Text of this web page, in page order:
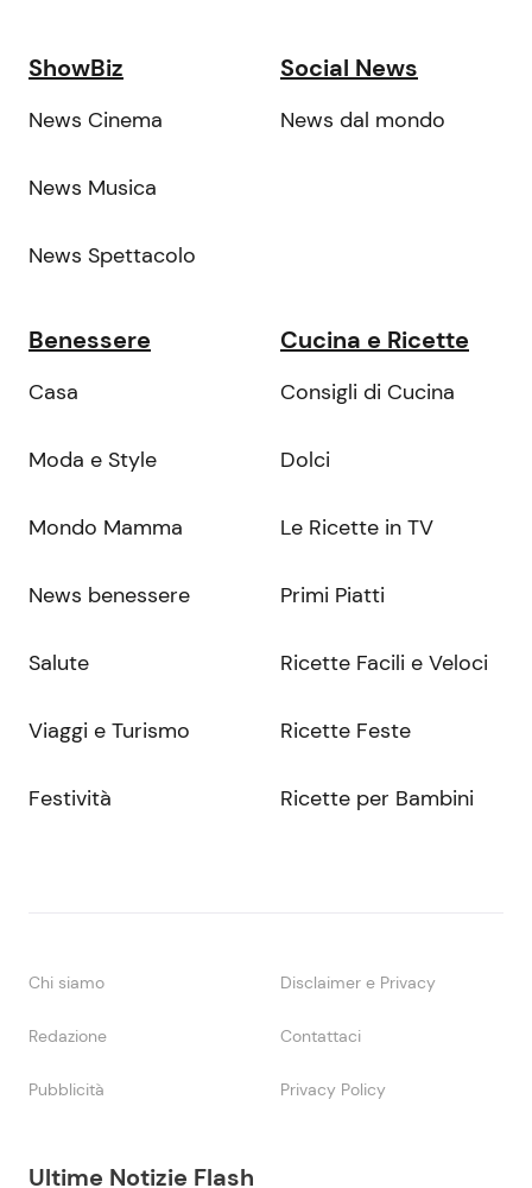
Ultime Notizie Flash
ShowBiz
News Cinema
News Musica
News Spettacolo
Social News
News dal mondo
Benessere
Casa
Moda e Style
Mondo Mamma
News benessere
Salute
Viaggi e Turismo
Festività
Cucina e Ricette
Consigli di Cucina
Dolci
Le Ricette in TV
Primi Piatti
Ricette Facili e Veloci
Ricette Feste
Ricette per Bambini
Chi siamo Disclaimer e Privacy
Redazione Contattaci
Pubblicità Privacy Policy